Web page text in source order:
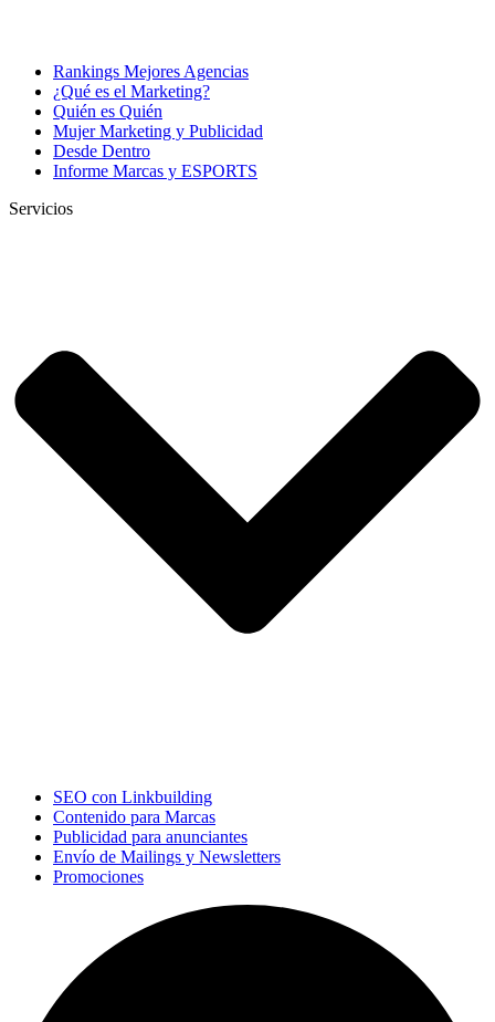
Rankings Mejores Agencias
¿Qué es el Marketing?
Quién es Quién
Mujer Marketing y Publicidad
Desde Dentro
Informe Marcas y ESPORTS
Servicios
SEO con Linkbuilding
Contenido para Marcas
Publicidad para anunciantes
Envío de Mailings y Newsletters
Promociones